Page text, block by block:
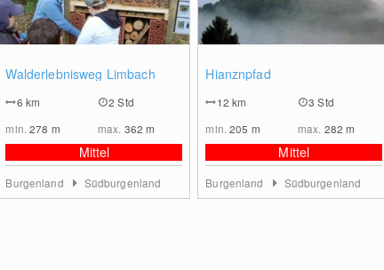
Walderlebnisweg Limbach
6km
2 Std
min.278 m max. 362m
Mittel
Burgenland Südburgenland
Hianznpfad
12km
3 Std
min.205 m max. 282m
Mittel
Burgenland Südburgenland